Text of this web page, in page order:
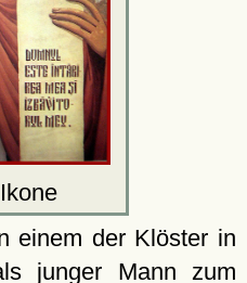
einem der Klöster in
junger Mann zum